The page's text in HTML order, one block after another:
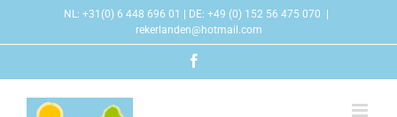
content
NL: +31(0) 6 448 696 01 | DE: +49 (0) 152 56 475 070
rekerlanden@hotmail.com